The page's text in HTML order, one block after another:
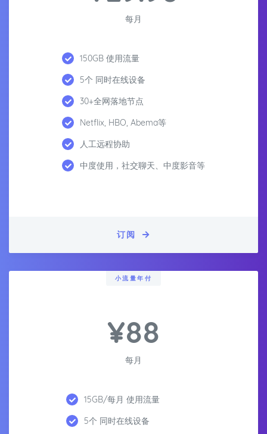
每月
150GB 使用流量
5个 同时在线设备
30+全网落地节点
Netflix, HBO, Abema等
人工远程协助
中度使用，社交聊天、中度影音等
订阅
小流量年付
¥88
每月
15GB/每月 使用流量
5个 同时在线设备